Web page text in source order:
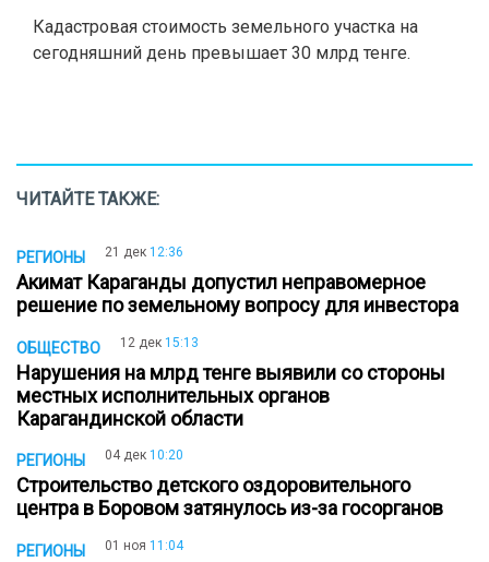
Кадастровая стоимость земельного участка на
сегодняшний день превышает 30 млрд тенге.
ЧИТАЙТЕ ТАКЖЕ:
РЕГИОНЫ 21 дек 12:36
Акимат Караганды допустил неправомерное
решение по земельному вопросу для инвестора
ОБЩЕСТВО 12 дек 15:13
Нарушения на млрд тенге выявили со стороны
местных исполнительных органов
Карагандинской области
РЕГИОНЫ 04 дек 10:20
Строительство детского оздоровительного
центра в Боровом затянулось из-за госорганов
РЕГИОНЫ 01 ноя 11:04